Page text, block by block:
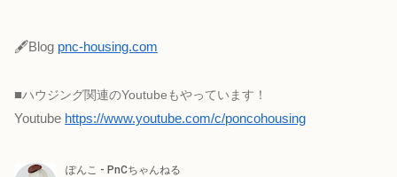
🖋Blog pnc-housing.com
■ハウジング関連のYoutubeもやっています！
Youtube https://www.youtube.com/c/poncohousing